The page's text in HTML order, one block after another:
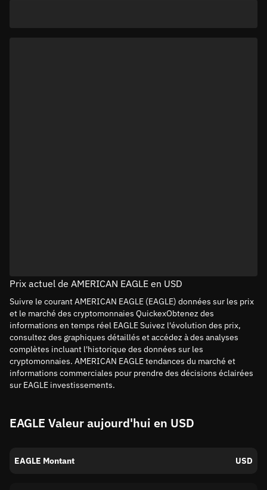
Prix actuel de AMERICAN EAGLE en USD
Suivre le courant AMERICAN EAGLE (EAGLE) données sur les prix
et le marché des cryptomonnaies QuickexObtenez des
informations en temps réel EAGLE Suivez l'évolution des prix,
consultez des graphiques détaillés et accédez à des analyses
complètes incluant l'historique des données sur les
cryptomonnaies. AMERICAN EAGLE tendances du marché et
informations commerciales pour prendre des décisions éclairées
sur EAGLE investissements.
EAGLE Valeur aujourd'hui en USD
EAGLE Montant USD